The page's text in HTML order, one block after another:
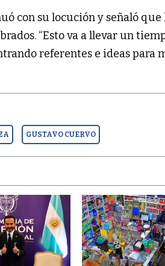
con su locución y señaló que
“Esto va a llevar un
referentes e ideas para
GUSTAVO CUERVO